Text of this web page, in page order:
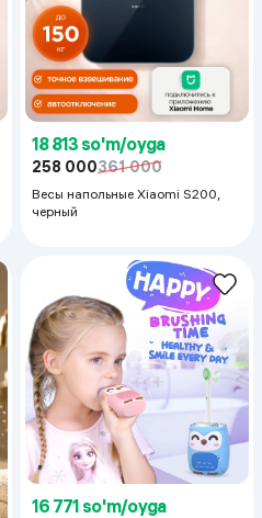
18 813 so'm/oyga
258 000361 000
Весы напольные Xiaomi S200,
черный
16 771 so'm/oyga